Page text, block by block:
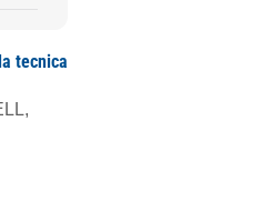
tecnica